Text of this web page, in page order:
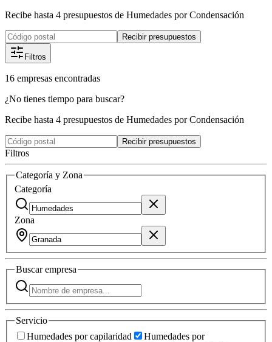
Recibe hasta 4 presupuestos de Humedades por Condensación
Recibir presupuestos
Filtros
16 empresas encontradas
¿No tienes tiempo para buscar?
Recibe hasta 4 presupuestos de Humedades por Condensación
Recibir presupuestos
Filtros
Categoría y Zona
Categoría
Zona
Buscarempresa
Servicio
Humedades por capilaridad
Humedades por